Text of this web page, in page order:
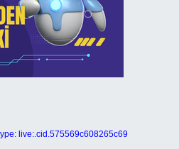
live:.cid.575569c608265c69